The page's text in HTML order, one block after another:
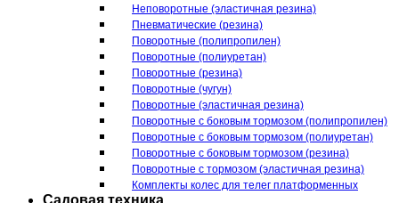
Неповоротные (эластичная резина)
Пневматические (резина)
Поворотные (полипропилен)
Поворотные (полиуретан)
Поворотные (резина)
Поворотные (чугун)
Поворотные (эластичная резина)
Поворотные c боковым тормозом (полипропилен)
Поворотные c боковым тормозом (полиуретан)
Поворотные c боковым тормозом (резина)
Поворотные c тормозом (эластичная резина)
Комплекты колес для телег платформенных
Садовая техника